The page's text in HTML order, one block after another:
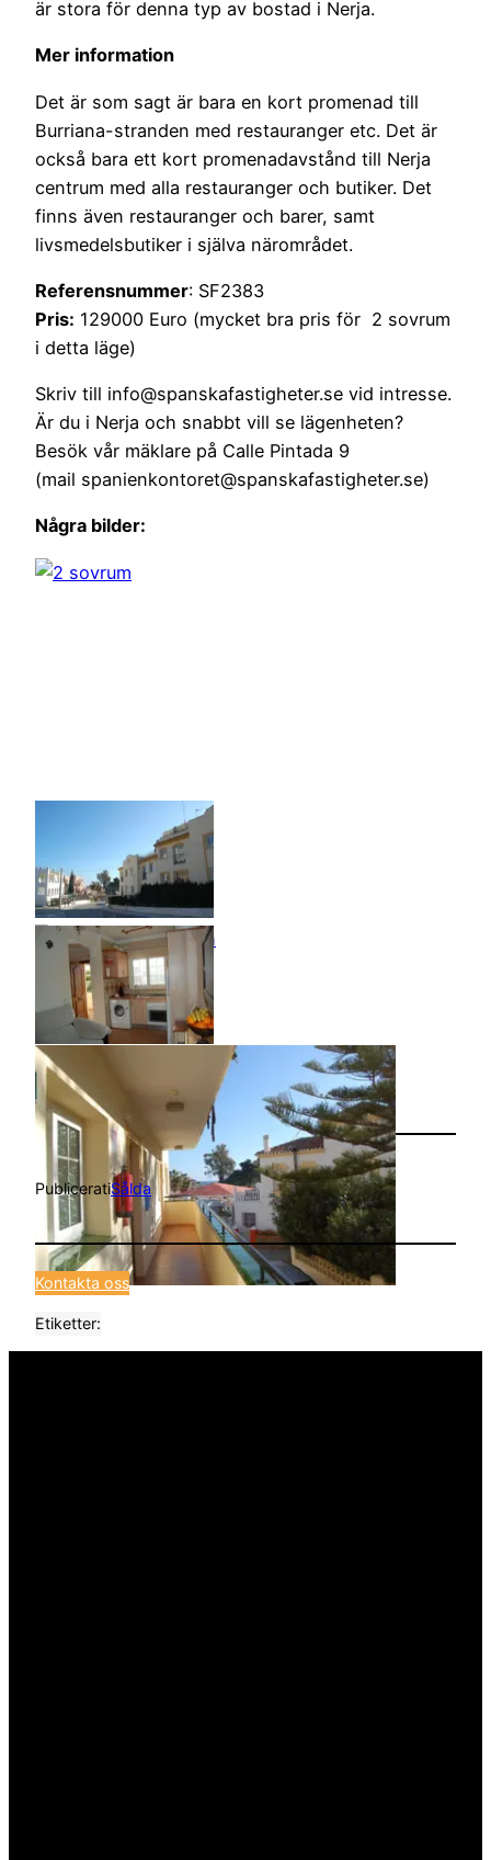
är stora för denna typ av bostad i Nerja.
Mer information
Det är som sagt är bara en kort promenad till
Burriana-stranden med restauranger etc. Det är
också bara ett kort promenadavstånd till Nerja
centrum med alla restauranger och butiker. Det
finns även restauranger och barer, samt
livsmedelsbutiker i själva närområdet.
Referensnummer: SF2383
Pris: 129000 Euro (mycket bra pris för 2 sovrum
i detta läge)
Skriv till info@spanskafastigheter.se vid intresse.
Är du i Nerja och snabbt vill se lägenheten?
Besök vår mäklare på Calle Pintada 9
(mail spanienkontoret@spanskafastigheter.se)
Några bilder:
PubliceratiSålda
Kontakta oss
Etiketter: